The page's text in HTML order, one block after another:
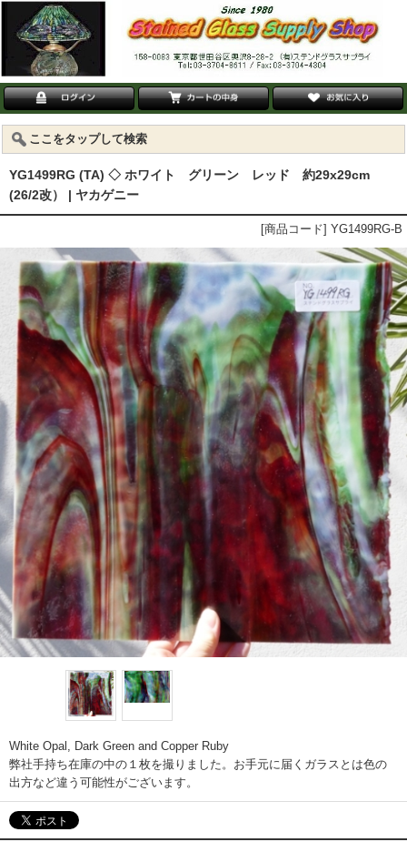
ここをタップして検索
YG1499RG (TA) ◇ ホワイト グリーン レッド 約29x29cm
(26/2改） | ヤカゲニー
[商品コード] YG1499RG-B
White Opal, Dark Green and Copper Ruby
弊社手持ち在庫の中の１枚を撮りました。お手元に届くガラスとは色の
出方など違う可能性がございます。